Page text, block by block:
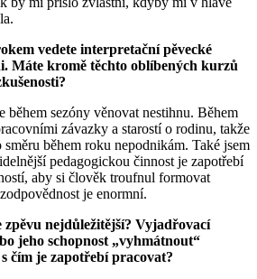
vedete interpretační pěvecké
Máte kromě těchto oblíbených kurzů
během sezóny věnovat nestihnu. Během
závazky a starostí o rodinu, takže
během roku nepodnikám. Také jsem
pedagogickou činnost je zapotřebí
aby si člověk troufnul formovat
je enormní.
nejdůležitější? Vyjadřovací
jeho schopnost „vyhmátnout“
čím je zapotřebí pracovat?